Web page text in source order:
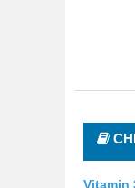
Vitamin